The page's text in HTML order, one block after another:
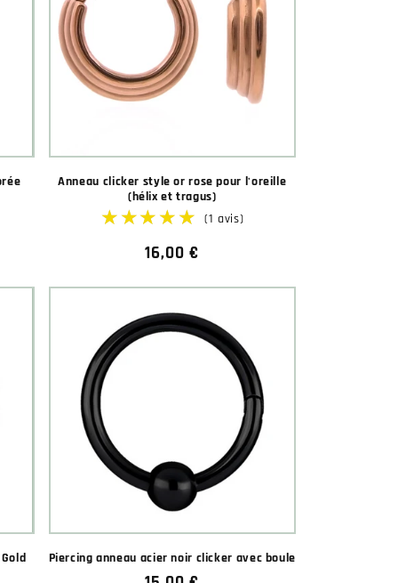
Anneau clicker style or rose pour l'oreille
(hélix et tragus)
Prix
16,00 €
Piercing anneau acier noir clicker avec boule